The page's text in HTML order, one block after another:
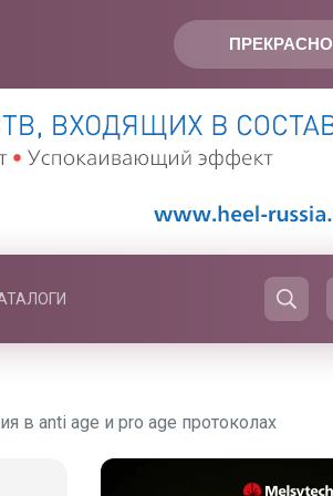
ПРЕКРАСНО
в anti age и pro age протоколах